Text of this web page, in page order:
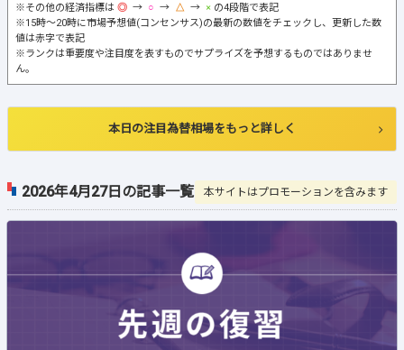
2026年4月27日の記事一覧 本サイトはプロモーションを含みます
※その他の経済指標は
→ → →
の4段階で表記
※15時～20時に市場予想値(コンセンサス)の最新の数値をチェックし、更新した数
値は赤字で表記
※ランクは重要度や注目度を表すものでサプライズを予想するものではありませ
ん。
本日の注目為替相場をもっと詳しく